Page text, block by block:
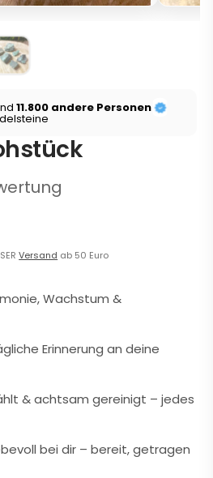
11.800 andere Personen
Versand ab 50 Euro
Wachstum &
Erinnerung an deine
& achtsam gereinigt – jedes
bei dir – bereit, getragen